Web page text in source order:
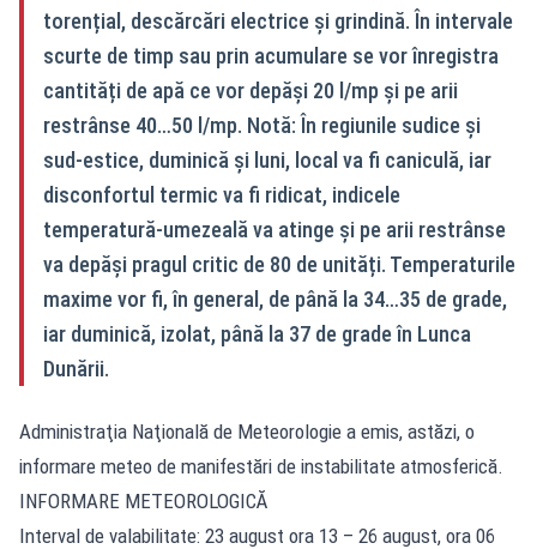
torențial, descărcări electrice și grindină. În intervale
scurte de timp sau prin acumulare se vor înregistra
cantități de apă ce vor depăși 20 l/mp și pe arii
restrânse 40…50 l/mp. Notă: În regiunile sudice și
sud-estice, duminică și luni, local va fi caniculă, iar
disconfortul termic va fi ridicat, indicele
temperatură-umezeală va atinge și pe arii restrânse
va depăși pragul critic de 80 de unități. Temperaturile
maxime vor fi, în general, de până la 34…35 de grade,
iar duminică, izolat, până la 37 de grade în Lunca
Dunării.
Administraţia Naţională de Meteorologie a emis, astăzi, o
informare meteo de manifestări de instabilitate atmosferică.
INFORMARE METEOROLOGICĂ
Interval de valabilitate: 23 august ora 13 – 26 august, ora 06